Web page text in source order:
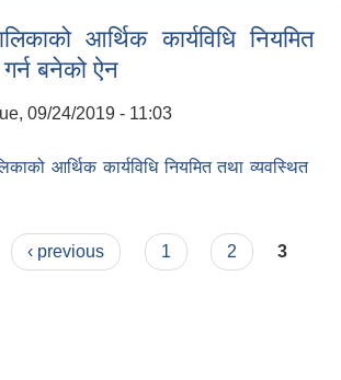
आर्थिक कार्यविधि नियमित
बनेको ऐन
09/24/2019 - 11:03
आर्थिक कार्यविधि नियमित तथा व्यवस्थित
व्यवस्थित गर्न बनेको ऐन
‹ previous 1 2 3